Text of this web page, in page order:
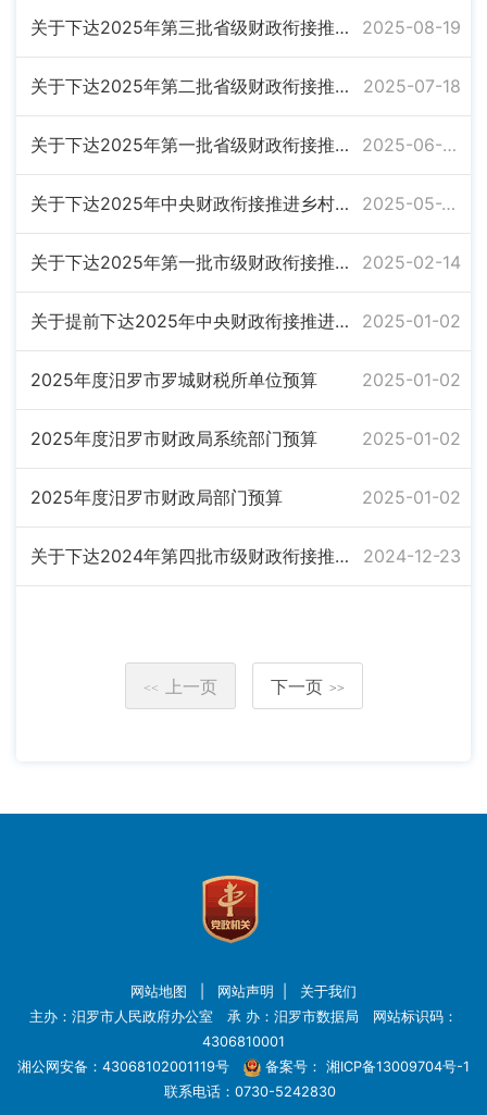
关于下达2025年第三批省级财政衔接推进乡村振兴补助资金的通知 2025-08-19
关于下达2025年第二批省级财政衔接推进乡村振兴补助资金的通知 2025-07-18
关于下达2025年第一批省级财政衔接推进乡村振兴补助资金的通知 2025-06-05
关于下达2025年中央财政衔接推进乡村振兴补助资金的通知 2025-05-26
关于下达2025年第一批市级财政衔接推进乡村振兴补助资金的通知 2025-02-14
关于提前下达2025年中央财政衔接推进乡村振兴补助资金的通知 2025-01-02
2025年度汨罗市罗城财税所单位预算 2025-01-02
2025年度汨罗市财政局系统部门预算 2025-01-02
2025年度汨罗市财政局部门预算 2025-01-02
关于下达2024年第四批市级财政衔接推进乡村振兴补助资金的通知 2024-12-23
<< 上一页 下一页 >>
网站地图 网站声明
关于我们
主办：汨罗市人民政府办公室 承 办：汨罗市数据局 网站标识码：
4306810001
湘公网安备：43068102001119号
备案号： 湘ICP备13009704号-1
联系电话：0730-5242830